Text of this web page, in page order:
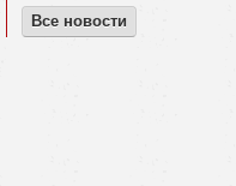
Все новости